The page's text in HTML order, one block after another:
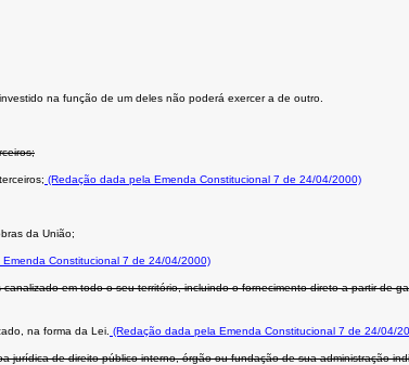
na função de um deles não poderá exercer a de outro.
(Redação dada pela Emenda Constitucional 7 de 24/04/2000)
da União;
Constitucional 7 de 24/04/2000)
em todo o seu território, incluindo o fornecimento direto a partir de
na forma da Lei. (Redação dada pela Emenda Constitucional 7 de 24/04/
de direito público interno, órgão ou fundação de sua administração